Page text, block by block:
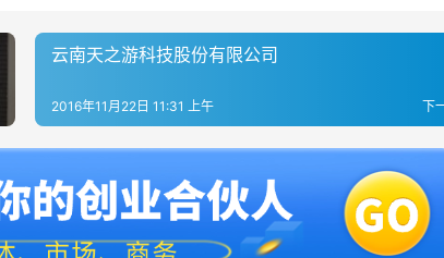
云南天之游科技股份有限公司
下
2016年11月22日 11:31 上午